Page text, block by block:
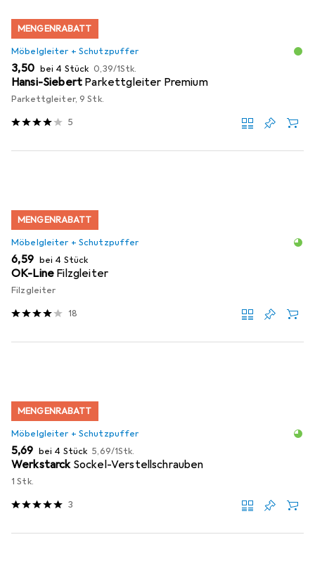
MENGENRABATT
Möbelgleiter + Schutzpuffer
EUR
3,50 bei 4 Stück EUR
0,39/1Stk.
Hansi-Siebert Parkettgleiter Premium
Parkettgleiter, 9 Stk.
5
MENGENRABATT
Möbelgleiter + Schutzpuffer
EUR
6,59 bei 4 Stück
OK-Line Filzgleiter
Filzgleiter
18
MENGENRABATT
Möbelgleiter + Schutzpuffer
EUR
5,69 bei 4 Stück EUR
5,69/1Stk.
Werkstarck Sockel-Verstellschrauben
1 Stk.
3